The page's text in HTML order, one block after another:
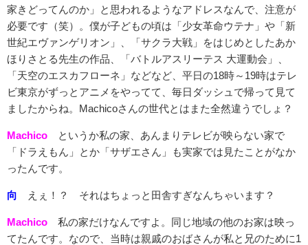
家きどってんのか」と思われるようなアドレスなんで、注意が
必要です（笑）。僕が子どもの頃は「少女革命ウテナ」や「新
世紀エヴァンゲリオン」、「サクラ大戦」をはじめとしたあか
ほりさとる先生の作品、「バトルアスリーテス 大運動会」、
「天空のエスカフローネ」などなど、平日の18時～19時はテレ
ビ東京がずっとアニメをやってて、毎日ダッシュで帰って見て
ましたからね。Machicoさんの世代とはまた全然違うでしょ？
Machico
というか私の家、あんまりテレビが映らない家で
「ドラえもん」とか「サザエさん」も実家では見たことがなか
ったんです。
向 えぇ！？ それはちょっと田舎すぎなんちゃいます？
Machico 私の家だけなんですよ。同じ地域の他のお家は映っ
てたんです。なので、当時は親戚のおばさんが私と兄のために1